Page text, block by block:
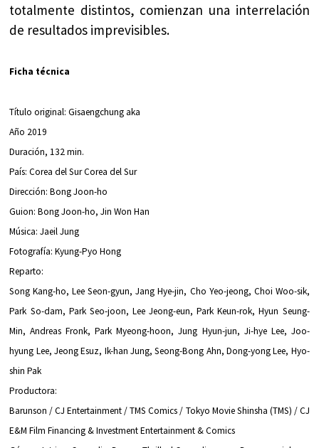
totalmente distintos, comienzan una interrelación
de resultados imprevisibles.
Ficha técnica
Título original: Gisaengchung aka
Año 2019
Duración, 132 min.
País: Corea del Sur Corea del Sur
Dirección: Bong Joon-ho
Guion: Bong Joon-ho, Jin Won Han
Música: Jaeil Jung
Fotografía: Kyung-Pyo Hong
Reparto:
Song Kang-ho, Lee Seon-gyun, Jang Hye-jin, Cho Yeo-jeong, Choi Woo-sik,
Park So-dam, Park Seo-joon, Lee Jeong-eun, Park Keun-rok, Hyun Seung-
Min, Andreas Fronk, Park Myeong-hoon, Jung Hyun-jun, Ji-hye Lee, Joo-
hyung Lee, Jeong Esuz, Ik-han Jung, Seong-Bong Ahn, Dong-yong Lee, Hyo-
shin Pak
Productora:
Barunson / CJ Entertainment / TMS Comics / Tokyo Movie Shinsha (TMS) / CJ
E&M Film Financing & Investment Entertainment & Comics